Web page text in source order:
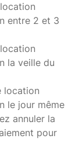
75 mm, +
stabilisateur
go ;
28-75 mm,
+
entre 2 et 3
la veille du
location
le jour même
annuler la
pour